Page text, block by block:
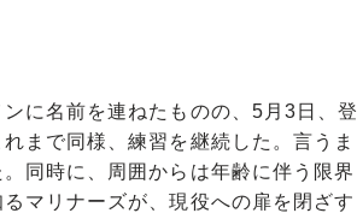
に名前を連ねたものの、5月3日、登
まで同様、練習を継続した。言うま
同時に、周囲からは年齢に伴う限界
マリナーズが、現役への扉を閉ざす